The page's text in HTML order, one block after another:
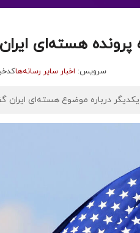
پرونده هسته‌ای ایران
سرویس: اخبار سایر رسانه‌هاکدخبر:
یکدیگر درباره موضوع هسته‌ای ایران